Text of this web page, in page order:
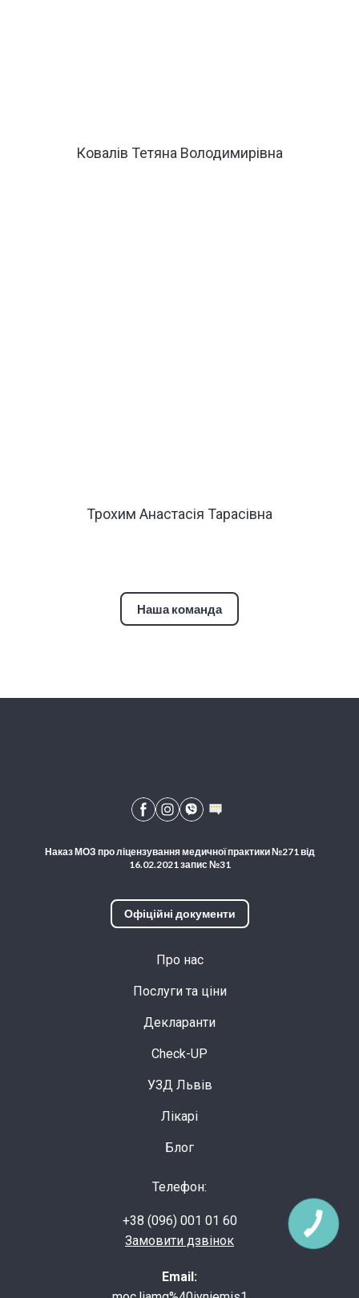
Ковалів Тетяна Володимирівна
Трохим Анастасія Тарасівна
Наша команда
Наказ МОЗ про ліцензування медичної практики №271 від
16.02.2021 запис №31
Офіційні документи
Про нас
Послуги та ціни
Декларанти
Check-UP
УЗД Львів
Лікарі
Блог
Телефон:
+38 (096) 001 01 60
Замовити дзвінок
Email: